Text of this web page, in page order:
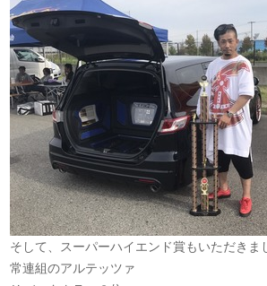
そして、スーパーハイエンド賞もいただきま
常連組のアルテッツァ